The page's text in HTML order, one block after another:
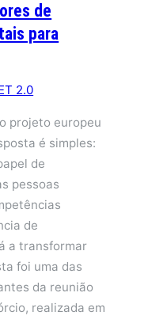
de
para
2.0
projeto europeu
é simples:
de
pessoas
de
a transformar
foi uma das
da reunião
realizada em